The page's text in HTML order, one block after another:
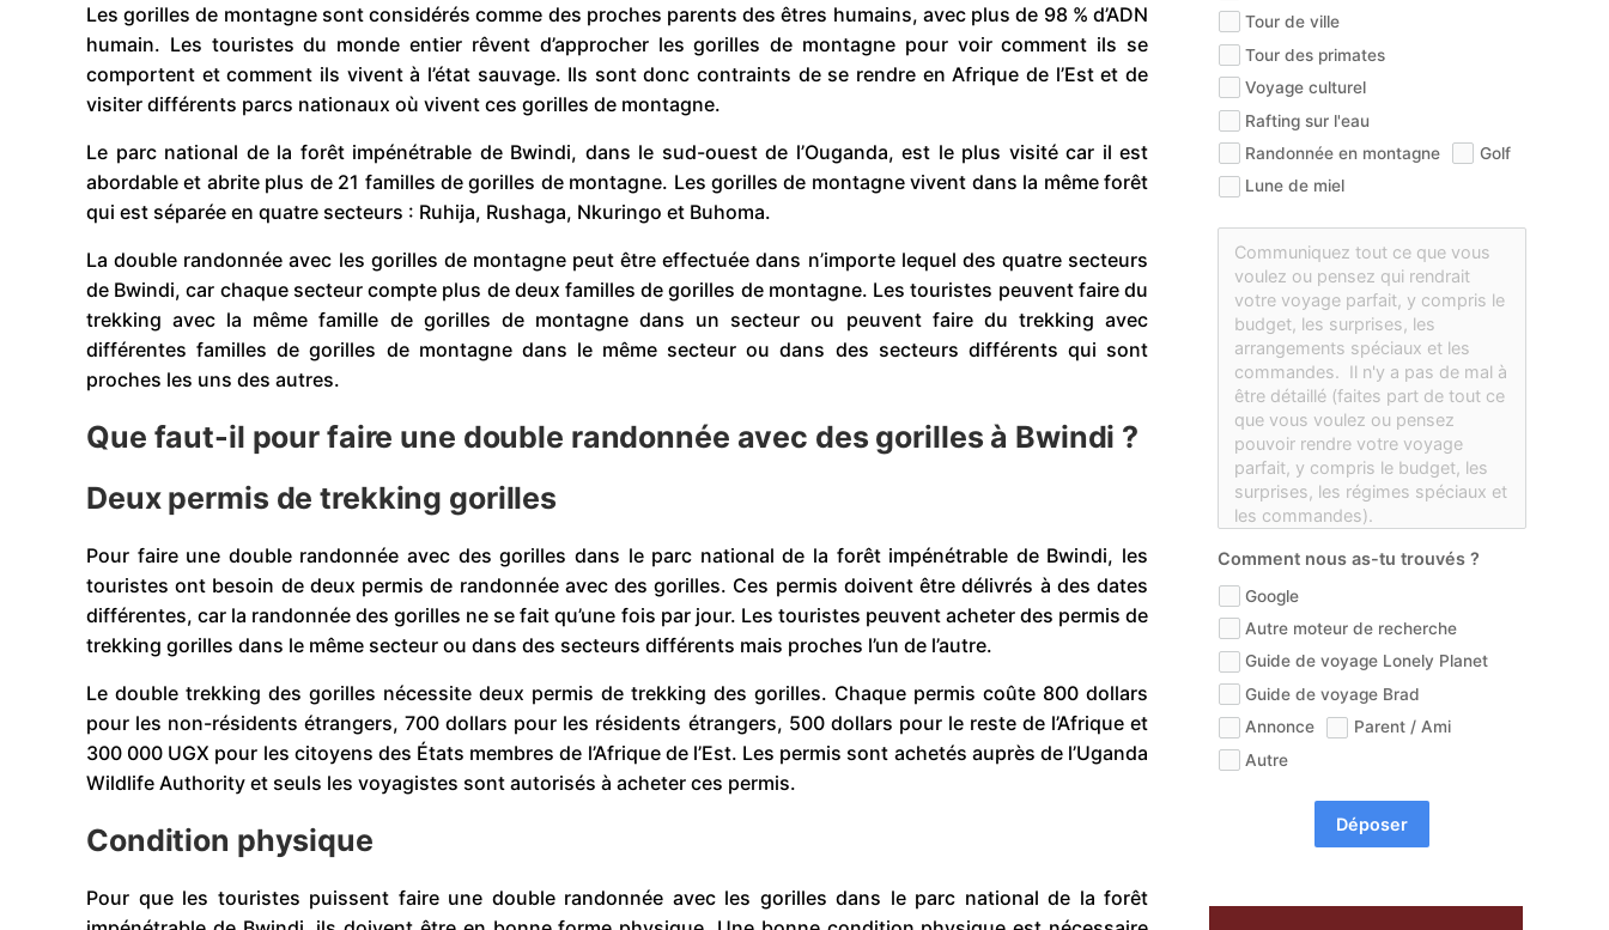
Les gorilles de montagne sont considérés comme des proches parents des êtres humains, avec plus de 98 % d’ADN
humain. Les touristes du monde entier rêvent d’approcher les gorilles de montagne pour voir comment ils se
comportent et comment ils vivent à l’état sauvage. Ils sont donc contraints de se rendre en Afrique de l’Est et de
visiter différents parcs nationaux où vivent ces gorilles de montagne.
Le parc national de la forêt impénétrable de Bwindi, dans le sud-ouest de l’Ouganda, est le plus visité car il est
abordable et abrite plus de 21 familles de gorilles de montagne. Les gorilles de montagne vivent dans la même forêt
qui est séparée en quatre secteurs : Ruhija, Rushaga, Nkuringo et Buhoma.
La double randonnée avec les gorilles de montagne peut être effectuée dans n’importe lequel des quatre secteurs
de Bwindi, car chaque secteur compte plus de deux familles de gorilles de montagne. Les touristes peuvent faire du
trekking avec la même famille de gorilles de montagne dans un secteur ou peuvent faire du trekking avec
différentes familles de gorilles de montagne dans le même secteur ou dans des secteurs différents qui sont
proches les uns des autres.
Que faut-il pour faire une double randonnée avec des gorilles à Bwindi ?
Deux permis de trekking gorilles
Pour faire une double randonnée avec des gorilles dans le parc national de la forêt impénétrable de Bwindi, les
touristes ont besoin de deux permis de randonnée avec des gorilles. Ces permis doivent être délivrés à des dates
différentes, car la randonnée des gorilles ne se fait qu’une fois par jour. Les touristes peuvent acheter des permis de
trekking gorilles dans le même secteur ou dans des secteurs différents mais proches l’un de l’autre.
Le double trekking des gorilles nécessite deux permis de trekking des gorilles. Chaque permis coûte 800 dollars
pour les non-résidents étrangers, 700 dollars pour les résidents étrangers, 500 dollars pour le reste de l’Afrique et
300 000 UGX pour les citoyens des États membres de l’Afrique de l’Est. Les permis sont achetés auprès de l’Uganda
Wildlife Authority et seuls les voyagistes sont autorisés à acheter ces permis.
Condition physique
Pour que les touristes puissent faire une double randonnée avec les gorilles dans le parc national de la forêt
Tour de ville
Tour des primates
Voyage culturel
Rafting sur l'eau
Randonnée en montagne
Golf
Lune de miel
Comment nous as-tu trouvés ?
Google
Autre moteur de recherche
Guide de voyage Lonely Planet
Guide de voyage Brad
Annonce
Parent / Ami
Autre
Déposer